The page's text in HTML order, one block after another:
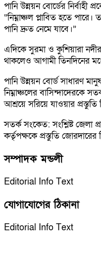
পানি উন্নয়ন বোর্ডের
“নিম্নাঞ্চল প্লাবিত হতে
পানি দ্রুত নেমে যাবে।”
এদিকে সুরমা ও কুশিয়ারা
থাকলেও আগামী তিনদিনের
পানি উন্নয়ন বোর্ড সাধারণ
নিম্নাঞ্চলের বাসিন্দাদেরকে
আশ্রয়ে সরিয়ে যাওয়ার
সতর্ক সংকেত: সংশ্লিষ্ট জেলা
কর্তৃপক্ষকে প্রস্তুতি জোরদারের
সম্পাদক মন্ডলী
Editorial Info Text
যোগাযোগের ঠিকানা
Editorial Info Text